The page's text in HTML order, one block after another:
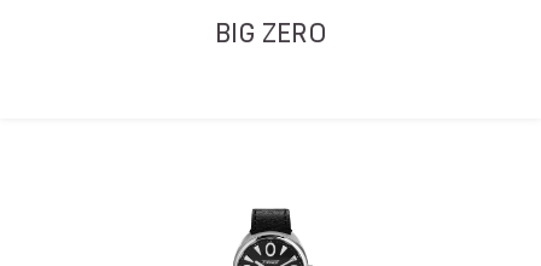
BIG ZERO